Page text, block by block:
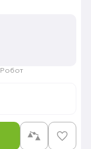
Робот